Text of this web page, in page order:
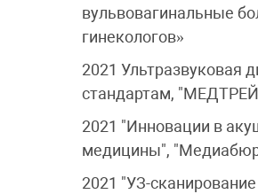
вульвовагинальные
гинекологов»
2021 Ультразвуковая
стандартам,
2021 "Инновации в
медицины",
2021 "УЗ-